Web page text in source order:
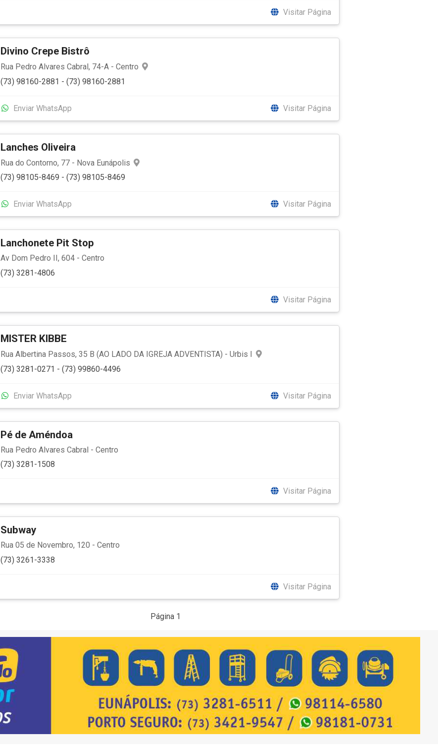
Visitar Página
Divino Crepe Bistrô
Rua Pedro Alvares Cabral, 74-A - Centro
(73) 98160-2881 - (73) 98160-2881
Enviar WhatsApp Visitar Página
Lanches Oliveira
Rua do Contorno, 77 - Nova Eunápolis
(73) 98105-8469 - (73) 98105-8469
Enviar WhatsApp Visitar Página
Lanchonete Pit Stop
Av Dom Pedro II, 604 - Centro
(73) 3281-4806
Visitar Página
MISTER KIBBE
Rua Albertina Passos, 35 B (AO LADO DA IGREJA ADVENTISTA) - Urbis I
(73) 3281-0271 - (73) 99860-4496
Enviar WhatsApp Visitar Página
Pé de Améndoa
Rua Pedro Alvares Cabral - Centro
(73) 3281-1508
Visitar Página
Subway
Rua 05 de Novembro, 120 - Centro
(73) 3261-3338
Visitar Página
Página 1